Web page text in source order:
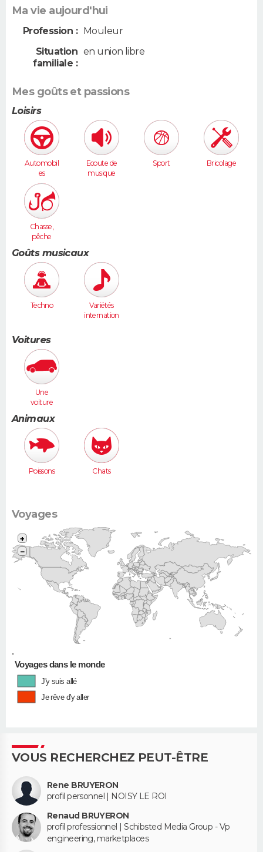
Ma vie aujourd'hui
Profession :
Mouleur
Situation
familiale :
en union libre
Mes goûts et passions
Loisirs
Automobil
es
Ecoute de
musique
Sport Bricolage
Chasse,
pêche
Goûts musicaux
Techno
Variétés
internation
Voitures
Une
voiture
moyenne
(Megane,
307...)
Animaux
Poissons Chats
Voyages
•
+
−
Voyages dans le monde
J'y suis allé
Je rêve d'y aller
VOUS RECHERCHEZ PEUT-ÊTRE
Rene BRUYERON
profil personnel | NOISY LE ROI
Renaud BRUYERON
profil professionnel | Schibsted Media Group - Vp
engineering, marketplaces